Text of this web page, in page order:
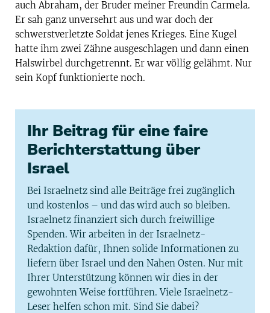
auch Abraham, der Bruder meiner Freundin Carmela.
Er sah ganz unversehrt aus und war doch der
schwerstverletzte Soldat jenes Krieges. Eine Kugel
hatte ihm zwei Zähne ausgeschlagen und dann einen
Halswirbel durchgetrennt. Er war völlig gelähmt. Nur
sein Kopf funktionierte noch.
Ihr Beitrag für eine faire
Berichterstattung über
Israel
Bei Israelnetz sind alle Beiträge frei zugänglich
und kostenlos – und das wird auch so bleiben.
Israelnetz finanziert sich durch freiwillige
Spenden. Wir arbeiten in der Israelnetz-
Redaktion dafür, Ihnen solide Informationen zu
liefern über Israel und den Nahen Osten. Nur mit
Ihrer Unterstützung können wir dies in der
gewohnten Weise fortführen. Viele Israelnetz-
Leser helfen schon mit. Sind Sie dabei?